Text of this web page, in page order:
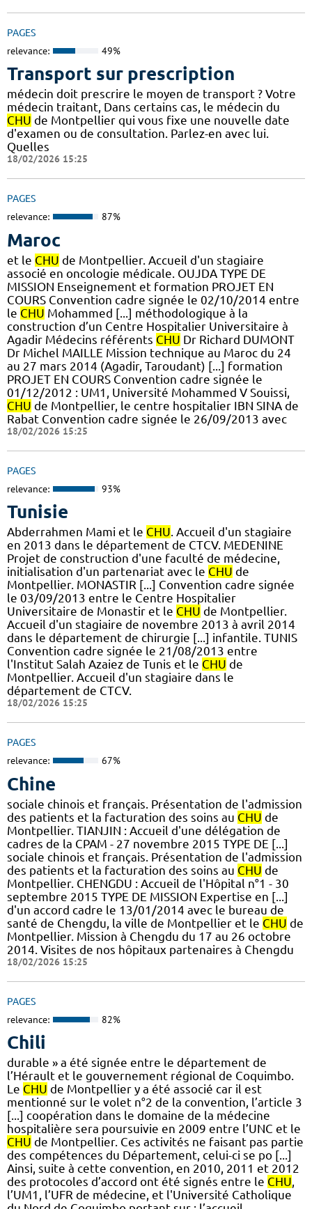
PAGES
relevance: 49%
Transport sur prescription
médecin doit prescrire le moyen de transport ? Votre
médecin traitant, Dans certains cas, le médecin du
CHU de Montpellier qui vous fixe une nouvelle date
d'examen ou de consultation. Parlez-en avec lui.
Quelles
18/02/2026 15:25
PAGES
relevance: 87%
Maroc
et le CHU de Montpellier. Accueil d'un stagiaire
associé en oncologie médicale. OUJDA TYPE DE
MISSION Enseignement et formation PROJET EN
COURS Convention cadre signée le 02/10/2014 entre
le CHU Mohammed [...] méthodologique à la
construction d’un Centre Hospitalier Universitaire à
Agadir Médecins référents CHU Dr Richard DUMONT
Dr Michel MAILLE Mission technique au Maroc du 24
au 27 mars 2014 (Agadir, Taroudant) [...] formation
PROJET EN COURS Convention cadre signée le
01/12/2012 : UM1, Université Mohammed V Souissi,
CHU de Montpellier, le centre hospitalier IBN SINA de
Rabat Convention cadre signée le 26/09/2013 avec
18/02/2026 15:25
PAGES
relevance: 93%
Tunisie
Abderrahmen Mami et le CHU. Accueil d'un stagiaire
en 2013 dans le département de CTCV. MEDENINE
Projet de construction d'une faculté de médecine,
initialisation d'un partenariat avec le CHU de
Montpellier. MONASTIR [...] Convention cadre signée
le 03/09/2013 entre le Centre Hospitalier
Universitaire de Monastir et le CHU de Montpellier.
Accueil d'un stagiaire de novembre 2013 à avril 2014
dans le département de chirurgie [...] infantile. TUNIS
Convention cadre signée le 21/08/2013 entre
l'Institut Salah Azaiez de Tunis et le CHU de
Montpellier. Accueil d'un stagiaire dans le
département de CTCV.
18/02/2026 15:25
PAGES
relevance: 67%
Chine
sociale chinois et français. Présentation de l'admission
des patients et la facturation des soins au CHU de
Montpellier. TIANJIN : Accueil d'une délégation de
cadres de la CPAM - 27 novembre 2015 TYPE DE [...]
sociale chinois et français. Présentation de l'admission
des patients et la facturation des soins au CHU de
Montpellier. CHENGDU : Accueil de l'Hôpital n°1 - 30
septembre 2015 TYPE DE MISSION Expertise en [...]
d'un accord cadre le 13/01/2014 avec le bureau de
santé de Chengdu, la ville de Montpellier et le CHU de
Montpellier. Mission à Chengdu du 17 au 26 octobre
2014. Visites de nos hôpitaux partenaires à Chengdu
18/02/2026 15:25
PAGES
relevance: 82%
Chili
durable » a été signée entre le département de
l’Hérault et le gouvernement régional de Coquimbo.
Le CHU de Montpellier y a été associé car il est
mentionné sur le volet n°2 de la convention, l’article 3
[...] coopération dans le domaine de la médecine
hospitalière sera poursuivie en 2009 entre l’UNC et le
CHU de Montpellier. Ces activités ne faisant pas partie
des compétences du Département, celui-ci se po [...]
Ainsi, suite à cette convention, en 2010, 2011 et 2012
des protocoles d’accord ont été signés entre le CHU,
l’UM1, l’UFR de médecine, et l'Université Catholique